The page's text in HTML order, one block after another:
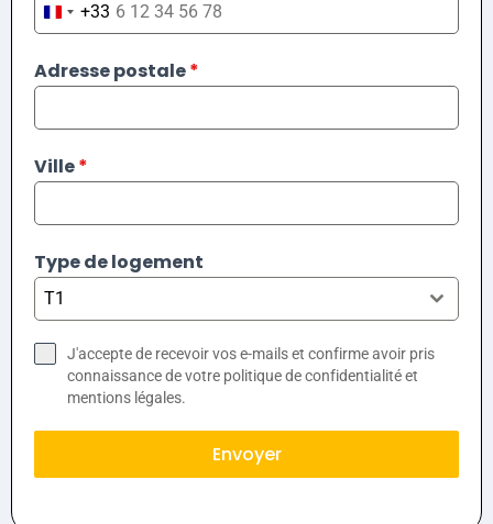
France +33
+33
Adresse postale*
Ville*
Type de logement
T1
J'accepte de recevoir vos e-mails et confirme avoir pris
connaissance de votre politique de confidentialité et
mentions légales.
Envoyer